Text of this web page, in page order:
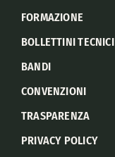
FORMAZIONE
BOLLETTINI TECNICI
BANDI
CONVENZIONI
TRASPARENZA
PRIVACY POLICY